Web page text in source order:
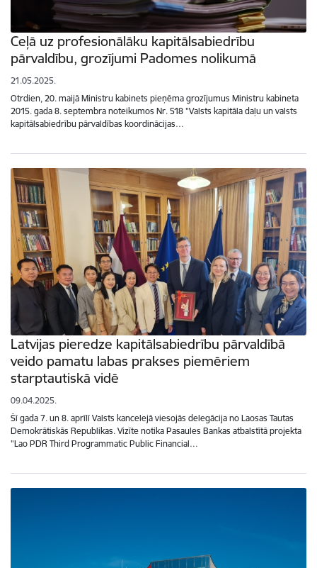
Ceļā uz profesionālāku kapitālsabiedrību
pārvaldību, grozījumi Padomes nolikumā
21.05.2025.
Otrdien, 20. maijā Ministru kabinets pieņēma grozījumus Ministru kabineta
2015. gada 8. septembra noteikumos Nr. 518 "Valsts kapitāla daļu un valsts
kapitālsabiedrību pārvaldības koordinācijas…
Latvijas pieredze kapitālsabiedrību pārvaldībā
veido pamatu labas prakses piemēriem
starptautiskā vidē
09.04.2025.
Šī gada 7. un 8. aprīlī Valsts kancelejā viesojās delegācija no Laosas Tautas
Demokrātiskās Republikas. Vizīte notika Pasaules Bankas atbalstītā projekta
"Lao PDR Third Programmatic Public Financial…